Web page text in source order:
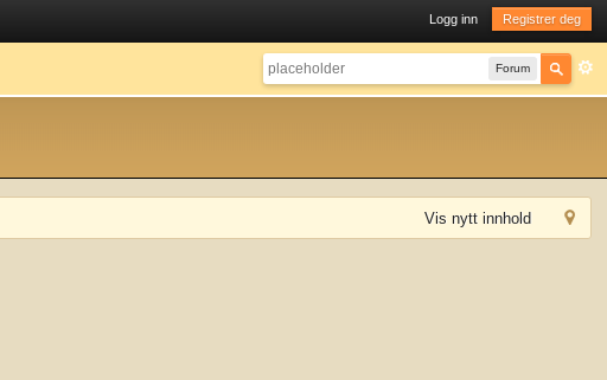
Logg inn Registrer deg
Forum
Vis nytt innhold